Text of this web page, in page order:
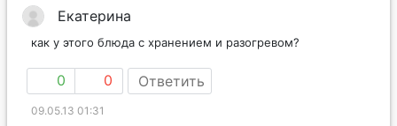
Екатерина
как у этого блюда с хранением и разогревом?
0 0 Ответить
09.05.13 01:31